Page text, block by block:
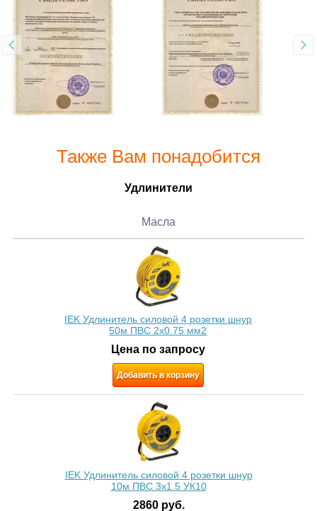
Также Вам понадобится
Удлинители
Масла
IEK Удлинитель силовой 4 розетки шнур
50м ПВС 2х0.75 мм2
Цена по запросу
Добавить в корзину
IEK Удлинитель силовой 4 розетки шнур
10м ПВС 3x1.5 УК10
2860 руб.